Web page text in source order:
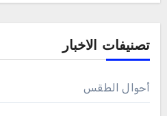
تصنيفات الاخبار
أحوال الطقس